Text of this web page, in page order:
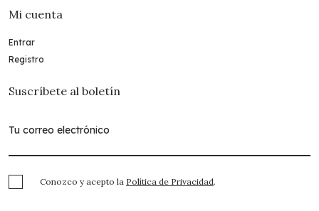
Mi cuenta
Entrar
Registro
Suscríbete al boletín
Conozco y acepto la Política de Privacidad.